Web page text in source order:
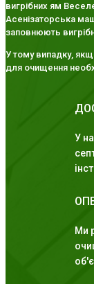
вигрібних ям
Асенізаторська
заповнюють
У тому випадку,
для очищення
У
Ми